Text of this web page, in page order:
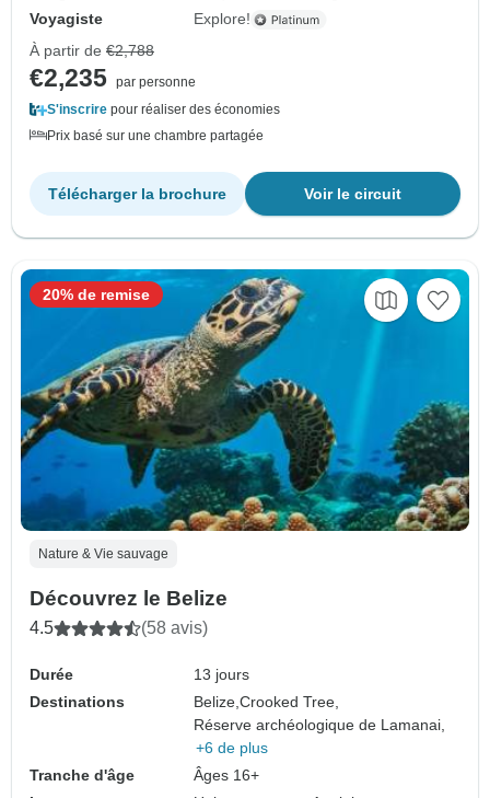
Voyagiste
Explore!
À partir de €2,788
€2,235 par personne
S'inscrire pour réaliser des économies
Prix basé sur une chambre partagée
Voir le circuit
Télécharger la brochure
Nature & Vie sauvage
Découvrez le Belize
4.5 (58 avis)
Durée
13 jours
Destinations
Belize,Crooked Tree,
Réserve archéologique de Lamanai,
+6 de plus
Tranche d'âge
Âges 16+
20% de remise